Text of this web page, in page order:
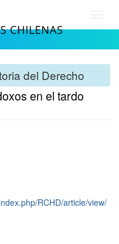
del Derecho
en el tardo
RCHD/article/view/